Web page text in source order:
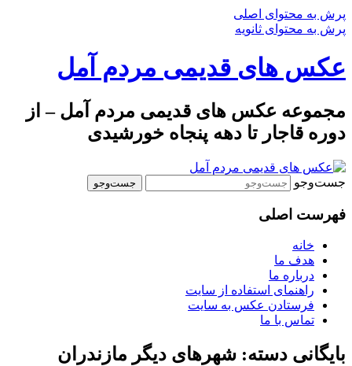
پرش به محتوای اصلی
پرش به محتوای ثانویه
عکس های قدیمی مردم آمل
مجموعه عکس های قدیمی مردم آمل – از
دوره قاجار تا دهه پنجاه خورشیدی
جست‌وجو
فهرست اصلی
خانه
هدف ما
درباره ما
راهنمای استفاده از سایت
فرستادن عکس به سایت
تماس با ما
بایگانی دسته: شهرهای دیگر مازندران